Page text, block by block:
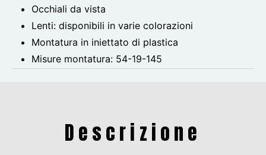
Occhiali da vista
Lenti: disponibili in varie colorazioni
Montatura in iniettato di plastica
Misure montatura: 54-19-145
Descrizione